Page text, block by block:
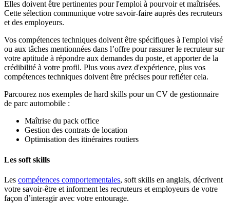
Elles doivent être pertinentes pour l'emploi à pourvoir et maîtrisées.
Cette sélection communique votre savoir-faire auprès des recruteurs
et des employeurs.
Vos compétences techniques doivent être spécifiques à l'emploi visé
ou aux tâches mentionnées dans l’offre pour rassurer le recruteur sur
votre aptitude à répondre aux demandes du poste, et apporter de la
crédibilité à votre profil. Plus vous avez d'expérience, plus vos
compétences techniques doivent être précises pour refléter cela.
Parcourez nos exemples de hard skills pour un CV de gestionnaire
de parc automobile :
Maîtrise du pack office
Gestion des contrats de location
Optimisation des itinéraires routiers
Les soft skills
Les compétences comportementales, soft skills en anglais, décrivent
votre savoir-être et informent les recruteurs et employeurs de votre
façon d’interagir avec votre entourage.